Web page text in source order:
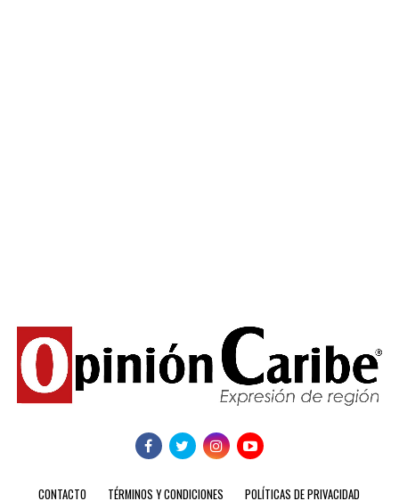
CONTACTO TÉRMINOS Y CONDICIONES POLÍTICAS DE PRIVACIDAD